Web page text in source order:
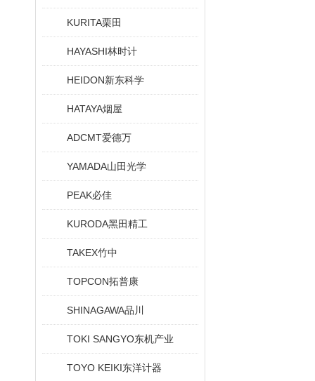
KURITA栗田
HAYASHI林时计
HEIDON新东科学
HATAYA烟屋
ADCMT爱德万
YAMADA山田光学
PEAK必佳
KURODA黑田精工
TAKEX竹中
TOPCON拓普康
SHINAGAWA品川
TOKI SANGYO东机产业
TOYO KEIKI东洋计器